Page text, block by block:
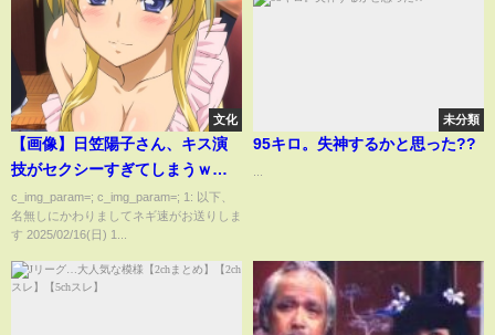
文化
【画像】日笠陽子さん、キス演
技がセクシーすぎてしまうｗｗ
ｗｗｗｗｗｗ
c_img_param=; c_img_param=; 1: 以下、
名無しにかわりましてネギ速がお送りしま
す 2025/02/16(日) 1...
未分類
95キロ。失神するかと思った??